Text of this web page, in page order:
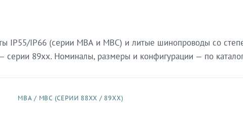
IP55/IP66 (серии МВА и МВС) и литые шинопроводы со
89xx. Номиналы, размеры и конфигурации — по
МВА / МВС (СЕРИИ 88XX / 89XX)